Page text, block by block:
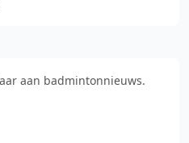
aan badmintonnieuws.